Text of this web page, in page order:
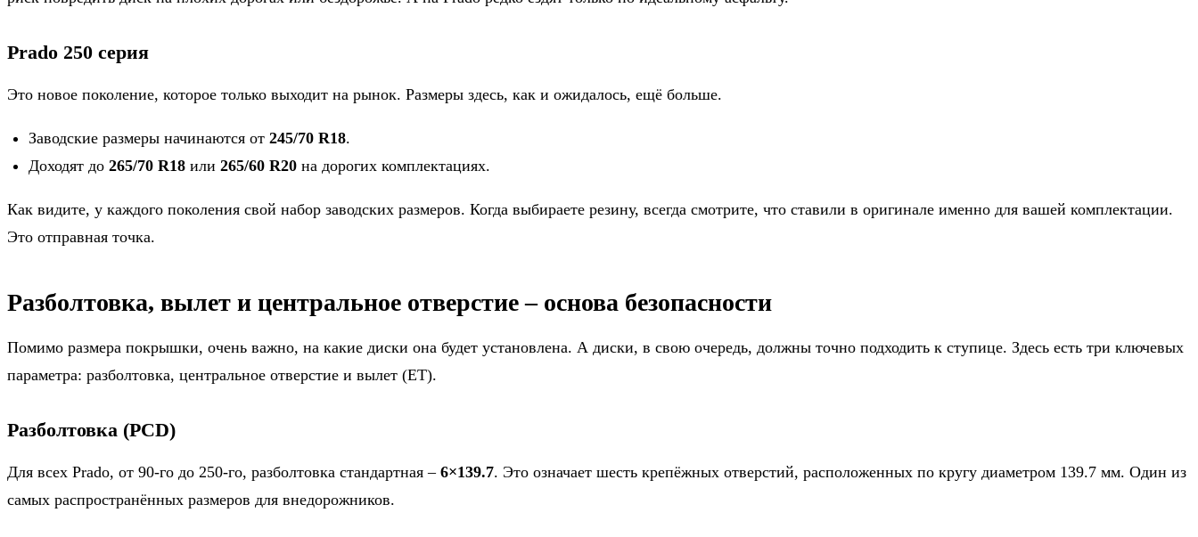
Prado 250 серия
Это новое поколение, которое только выходит на рынок. Размеры здесь, как и ожидалось, ещё больше.
Заводские размеры начинаются от 245/70 R18.
Доходят до 265/70 R18 или 265/60 R20 на дорогих комплектациях.
Как видите, у каждого поколения свой набор заводских размеров. Когда выбираете резину, всегда смотрите, что ставили в оригинале именно для вашей комплектации.
Это отправная точка.
Разболтовка, вылет и центральное отверстие – основа безопасности
Помимо размера покрышки, очень важно, на какие диски она будет установлена. А диски, в свою очередь, должны точно подходить к ступице. Здесь есть три ключевых
параметра: разболтовка, центральное отверстие и вылет (ET).
Разболтовка (PCD)
Для всех Prado, от 90-го до 250-го, разболтовка стандартная – 6×139.7. Это означает шесть крепёжных отверстий, расположенных по кругу диаметром 139.7 мм. Один из
самых распространённых размеров для внедорожников.